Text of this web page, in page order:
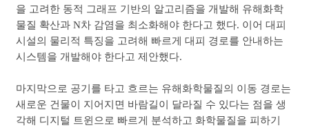
을 고려한 동적 그래프 기반의 알고리즘을 개발해 유해화학
물질 확산과 N차 감염을 최소화해야 한다고 했다. 이어 대피
시설의 물리적 특징을 고려해 빠르게 대피 경로를 안내하는
시스템을 개발해야 한다고 제안했다.
마지막으로 공기를 타고 흐르는 유해화학물질의 이동 경로는
새로운 건물이 지어지면 바람길이 달라질 수 있다는 점을 생
각해 디지털 트윈으로 빠르게 분석하고 화학물질을 피하기